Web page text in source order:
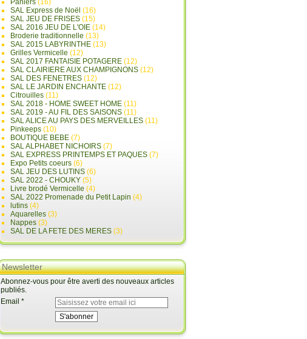
Paniers (16)
SAL Express de Noël (16)
SAL JEU DE FRISES (15)
SAL 2016 JEU DE L'OIE (14)
Broderie traditionnelle (13)
SAL 2015 LABYRINTHE (13)
Grilles Vermicelle (12)
SAL 2017 FANTAISIE POTAGERE (12)
SAL CLAIRIERE AUX CHAMPIGNONS (12)
SAL DES FENETRES (12)
SAL LE JARDIN ENCHANTE (12)
Citrouilles (11)
SAL 2018 - HOME SWEET HOME (11)
SAL 2019 - AU FIL DES SAISONS (11)
SAL ALICE AU PAYS DES MERVEILLES (11)
Pinkeeps (10)
BOUTIQUE BEBE (7)
SAL ALPHABET NICHOIRS (7)
SAL EXPRESS PRINTEMPS ET PAQUES (7)
Expo Petits coeurs (6)
SAL JEU DES LUTINS (6)
SAL 2022 - CHOUKY (5)
Livre brodé Vermicelle (4)
SAL 2022 Promenade du Petit Lapin (4)
lutins (4)
Aquarelles (3)
Nappes (3)
SAL DE LA FETE DES MERES (3)
Newsletter
Abonnez-vous pour être averti des nouveaux articles
publiés.
Email